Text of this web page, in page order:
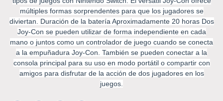
múltiples formas sorprendentes para que los jugadores se
diviertan. Duración de la batería Aproximadamente 20 horas Dos
Joy-Con se pueden utilizar de forma independiente en cada
mano o juntos como un controlador de juego cuando se conecta
a la empuñadura Joy-Con. También se pueden conectar a la
consola principal para su uso en modo portátil o compartir con
amigos para disfrutar de la acción de dos jugadores en los
juegos.